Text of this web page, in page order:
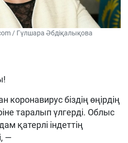
/ Гүлшара Әбдіқалықова
коронавирус біздің өңірдің
таралып үлгерді. Облыс
қатерлі індеттің
—